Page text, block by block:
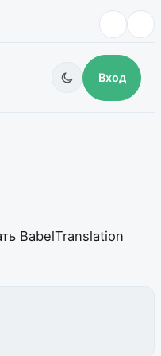
Вход
BabelTranslation